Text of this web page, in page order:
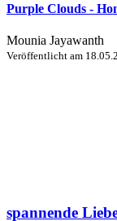
Purple Clouds -
Mounia Jayawanth
Veröffentlicht am
spannende